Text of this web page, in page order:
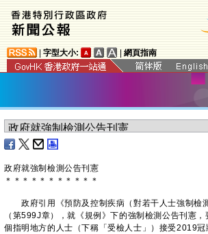
字型大小: 網頁指南
政府就強制檢測公告刊憲
＊ ＊ ＊ ＊ ＊ ＊ ＊ ＊ ＊ ＊ ＊
政府引用《預防及控制疾病（對若干人士強制檢測
（第599J章），就《規例》下的強制檢測公告刊憲
個指明地方的人士（下稱「受檢人士」）接受2019冠